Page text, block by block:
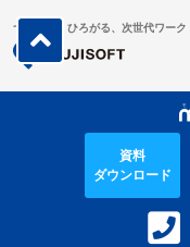
つながる、ひろがる、次世代ワーク
資料
ダウンロード